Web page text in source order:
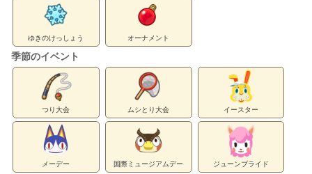
ゆきのけっしょう オーナメント
季節のイベント
つり大会 ムシとり大会 イースター
メーデー 国際ミュージアムデー ジューンブライド